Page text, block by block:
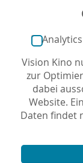
Hier finden Sie
Workshops.
Analytics
Vision Kino
zur
dabei
Website.
Daten findet